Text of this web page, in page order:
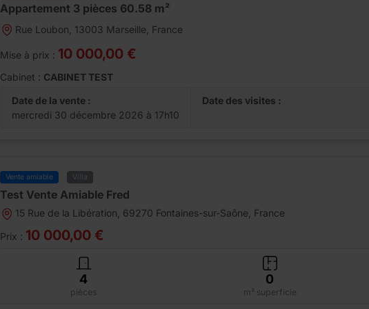
Appartement 3 pièces 60.58 m²
Rue Loubon, 13003 Marseille, France
Mise à prix : 10 000,00 €
Cabinet : CABINET TEST
Date de la vente :
mercredi 30 décembre 2026 à 17h10
Date des visites :
Vente amiable Villa
Test Vente Amiable Fred
15 Rue de la Libération, 69270 Fontaines-sur-Saône, France
Prix : 10 000,00 €
4
pièces
0
m² superficie